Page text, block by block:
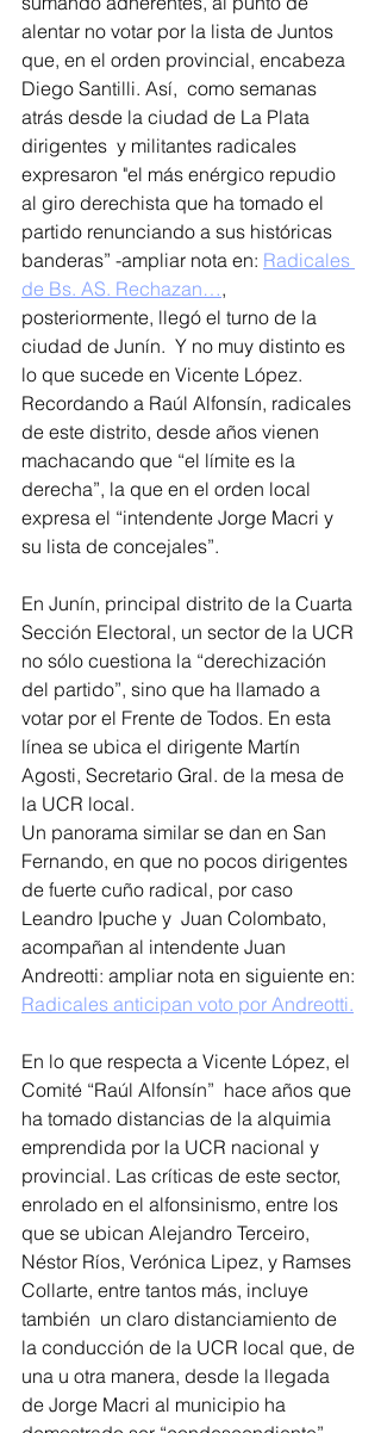
alentar no votar por la lista de Juntos
que, en el orden provincial, encabeza
Diego Santilli. Así,  como semanas
atrás desde la ciudad de La Plata
dirigentes  y militantes radicales
expresaron "el más enérgico repudio
al giro derechista que ha tomado el
partido renunciando a sus históricas
banderas” -ampliar nota en: Radicales
de Bs. AS. Rechazan…,
posteriormente, llegó el turno de la
ciudad de Junín.  Y no muy distinto es
lo que sucede en Vicente López.
Recordando a Raúl Alfonsín, radicales
de este distrito, desde años vienen
machacando que “el límite es la
derecha”, la que en el orden local
expresa el “intendente Jorge Macri y
su lista de concejales”.
En Junín, principal distrito de la Cuarta
Sección Electoral, un sector de la UCR
no sólo cuestiona la “derechización
del partido”, sino que ha llamado a
votar por el Frente de Todos. En esta
línea se ubica el dirigente Martín
Agosti, Secretario Gral. de la mesa de
la UCR local.
Un panorama similar se dan en San
Fernando, en que no pocos dirigentes
de fuerte cuño radical, por caso
Leandro Ipuche y  Juan Colombato,
acompañan al intendente Juan
Andreotti: ampliar nota en siguiente en:
Radicales anticipan voto por Andreotti.
En lo que respecta a Vicente López, el
Comité “Raúl Alfonsín”  hace años que
ha tomado distancias de la alquimia
emprendida por la UCR nacional y
provincial. Las críticas de este sector,
enrolado en el alfonsinismo, entre los
que se ubican Alejandro Terceiro,
Néstor Ríos, Verónica Lipez, y Ramses
Collarte, entre tantos más, incluye
también  un claro distanciamiento de
la conducción de la UCR local que, de
una u otra manera, desde la llegada
de Jorge Macri al municipio ha